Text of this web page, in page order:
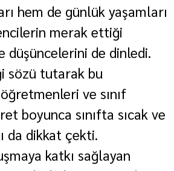
hem de günlük yaşamları
merak ettiği
düşüncelerini de dinledi.
sözü tutarak bu
ve sınıf
boyunca sınıfta sıcak ve
da dikkat çekti.
katkı sağlayan